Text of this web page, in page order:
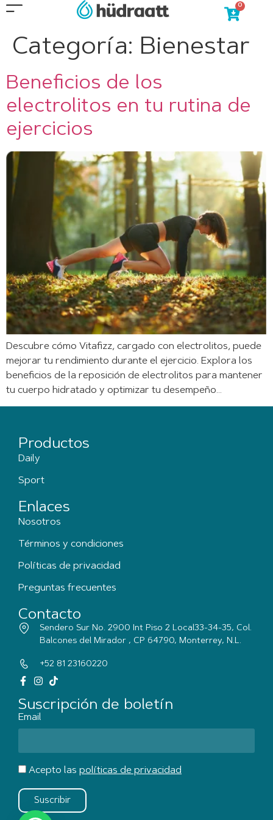
0
Categoría: Bienestar
Beneficios de los
electrolitos en tu rutina de
ejercicios
Descubre cómo Vitafizz, cargado con electrolitos, puede
mejorar tu rendimiento durante el ejercicio. Explora los
beneficios de la reposición de electrolitos para mantener
tu cuerpo hidratado y optimizar tu desempeño…
Productos
Daily
Sport
Enlaces
Nosotros
Términos y condiciones
Políticas de privacidad
Preguntas frecuentes
Contacto
Sendero Sur No. 2900 Int Piso 2 Local33-34-35, Col.
Balcones del Mirador , CP 64790, Monterrey, N.L.
+52 81 23160220
Suscripción de boletín
Email
Acepto las políticas de privacidad
Suscribir